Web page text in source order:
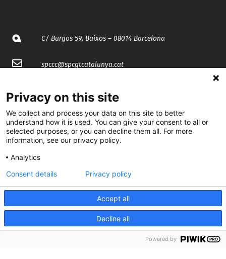
C/ Burgos 59, Baixos – 08014 Barcelona
spccc@spcgtcatalunya.cat
@CGTCatalunya
cgtcatalunya
CGTCatalunya
cgtcatalunya
Desenvolupat per
Privacy on this site
We collect and process your data on this site to better
understand how it is used. You can give your consent to all or
selected purposes, or you can decline them all. For more
information, see our privacy policy.
Analytics
Accept all
Decline all
Consent details Privacy policy
Powered by